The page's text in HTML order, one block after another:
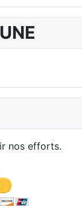
nos efforts.